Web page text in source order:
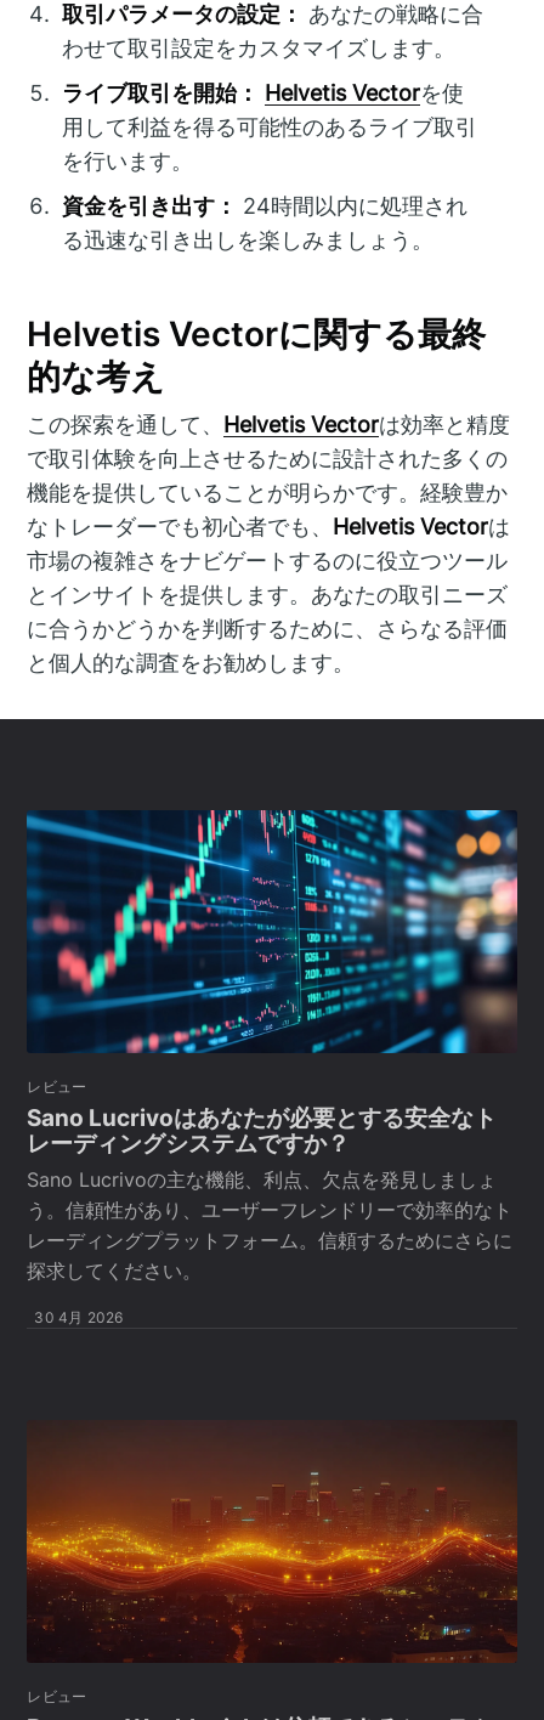
取引パラメータの設定：
あなたの戦略に合
わせて取引設定をカスタマイズします。
ライブ取引を開始：
Helvetis Vectorを使
用して利益を得る可能性のあるライブ取引
を行います。
資金を引き出す：
24時間以内に処理され
る迅速な引き出しを楽しみましょう。
Helvetis Vectorに関する最終
的な考え
この探索を通して、 Helvetis Vectorは効率と精度
で取引体験を向上させるために設計された多くの
機能を提供していることが明らかです。経験豊か
なトレーダーでも初心者でも、 Helvetis Vectorは
市場の複雑さをナビゲートするのに役立つツール
とインサイトを提供します。あなたの取引ニーズ
に合うかどうかを判断するために、さらなる評価
と個人的な調査をお勧めします。
レビュー
Sano Lucrivoはあなたが必要とする安全なト
レーディングシステムですか？
Sano Lucrivoの主な機能、利点、欠点を発見しましょ
う。信頼性があり、ユーザーフレンドリーで効率的なト
レーディングプラットフォーム。信頼するためにさらに
探求してください。
30 4月 2026
レビュー